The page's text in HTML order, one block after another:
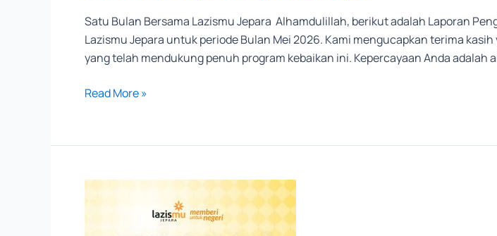
Satu Bulan Bersama Lazismu Jepara Alhamdulillah, berikut adalah Laporan
Lazismu Jepara untuk periode Bulan Mei 2026. Kami mengucapkan terima
yang telah mendukung penuh program kebaikan ini. Kepercayaan Anda adalah
Read More »
LAPORAN
LAZISMU